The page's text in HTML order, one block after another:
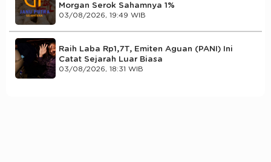
Morgan Serok Sahamnya 1%
03/08/2026, 19:49 WIB
Raih Laba Rp1,7T, Emiten Aguan (PANI) Ini
Catat Sejarah Luar Biasa
03/08/2026, 18:31 WIB